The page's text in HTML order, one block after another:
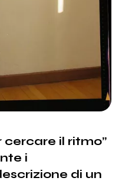
cercare il ritmo”
i
di un